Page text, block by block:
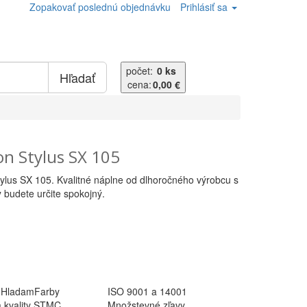
Zopakovať poslednú objednávku Prihlásiť sa
Hľadať počet: 0 ks
cena:0,00 €
Stylus SX 105
SX 105. Kvalitné náplne od dlhoročného výrobcu s
budete určite spokojný.
ISO 9001 a 14001